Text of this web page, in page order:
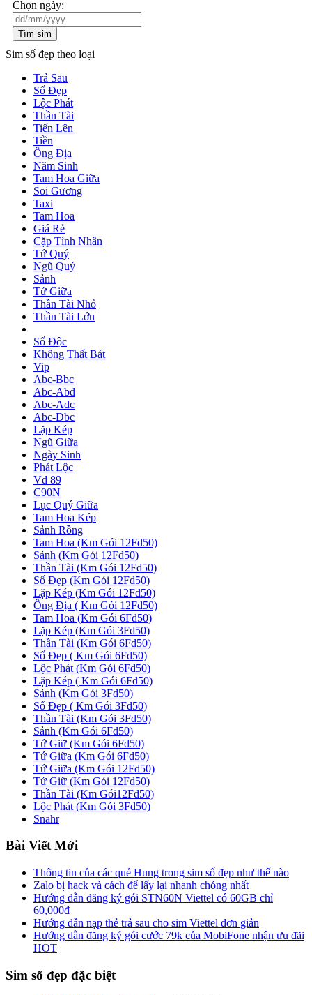
Chọn ngày:
Tìm sim
Sim số đẹp theo loại
Trả Sau
Số Đẹp
Lộc Phát
Thần Tài
Tiến Lên
Tiền
Ông Địa
Năm Sinh
Tam Hoa Giữa
Soi Gương
Taxi
Tam Hoa
Giá Rẻ
Cặp Tình Nhân
Tứ Quý
Ngũ Quý
Sảnh
Tứ Giữa
Thần Tài Nhỏ
Thần Tài Lớn
Số Độc
Không Thất Bát
Vip
Abc-Bbc
Abc-Abd
Abc-Adc
Abc-Dbc
Lặp Kép
Ngũ Giữa
Ngày Sinh
Phát Lộc
Vd 89
C90N
Lục Quý Giữa
Tam Hoa Kép
Sảnh Rồng
Tam Hoa (Km Gói 12Fd50)
Sảnh (Km Gói 12Fd50)
Thần Tài (Km Gói 12Fd50)
Số Đẹp (Km Gói 12Fd50)
Lặp Kép (Km Gói 12Fd50)
Ông Địa ( Km Gói 12Fd50)
Tam Hoa (Km Gói 6Fd50)
Lặp Kép (Km Gói 3Fd50)
Thần Tài (Km Gói 6Fd50)
Số Đẹp ( Km Gói 6Fd50)
Lộc Phát (Km Gói 6Fd50)
Lặp Kép ( Km Gói 6Fd50)
Sảnh (Km Gói 3Fd50)
Số Đẹp ( Km Gói 3Fd50)
Thần Tài (Km Gói 3Fd50)
Sảnh (Km Gói 6Fd50)
Tứ Giữ (Km Gói 6Fd50)
Tứ Giữa (Km Gói 6Fd50)
Tứ Giữa (Km Gói 12Fd50)
Tứ Giữ (Km Gói 12Fd50)
Thần Tài (Km Gói12Fd50)
Lộc Phát (Km Gói 3Fd50)
Snahr
Bài Viết Mới
Thông tin của các quẻ Hung trong sim số đẹp như thế nào
Zalo bị hack và cách để lấy lại nhanh chóng nhất
Hướng dẫn đăng ký gói STN60N Viettel có 60GB chỉ
60,000đ
Hướng dẫn nạp thẻ trả sau cho sim Viettel đơn giản
Hướng dẫn đăng ký gói cước 79k của MobiFone nhận ưu đãi
HOT
Sim số đẹp đặc biệt